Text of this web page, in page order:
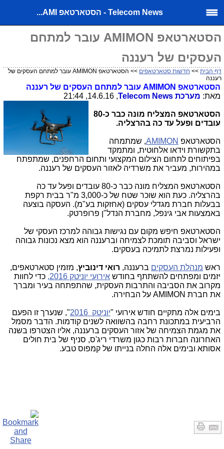
Telecom News - הסטארטאפ AMI...
הסטארטאפ AMIMON עובר למתחם
העסקים של רעננה
דף הבית >> חדשות סטארטאפים
>> הסטארטאפ AMIMON עובר למתחם העסקים של
רעננה
הסטארטאפ AMIMON עובר למתחם העסקים של רעננה
מאת: מערכת Telecom News
, 14.6.16, 21:44
הסטארטאפ המצליח מונה כבר כ-80
עובדים ופעל עד כה בהרצליה.
הסטארטאפ ,AMIMON שמתמחה
בתקשורת וידאו אלחוטית, ומתמקד
בפיתוחים לתחום הצילום המקצועי ותחום הרחפנים, שמתפתח
במהירות, מעביר את משרדיה לאזור העסקים של רעננה.
הסטארטאפ המצליח מונה כבר כ-80 עובדים ופעל עד כה
בהרצליה. כעת הוא שוכר שטח של כ-3,000 מ"ר בבית רקפת
בבעלות חברת מגדלי עסקים (אחזקות בע"מ). העסקה בוצעה
באמצעות אבי גינפל, מחברת הנדל"ן פרופרטק.
הסטארטאפ חיפש מקום עם נגישות גבוהה למרכז העסקי של
ישראל וסביבה תומכת לצמיחה וברעננה הוא מצא נכונות גבוהה
ופעילות נמרצת לתמיכה בעסקים.
ראש מנהלת העסקים ברעננה, רואי דינוביץ, מזמין סטארטאפים,
יזמים ומפתחים להשתתף בחודש אירועי יוניטק 2016,
כדי לחוות
מקרוב את הסביבה והתרבות העסקית, שהתפתחה בעיר ומברך
את חברת AMIMON על הבחירה.
בימים אלה מתקיים חודש אירועי "יוניטק 2016
", שנערך זו הפעם
הרביעית במתכונת רחבה בהשוואה לשנים קודמות. הדבר מסמל
את מגמת הצמיחה של אזור העסקים ברעננה, אליו הצטרפו בשנה
האחרונה חברות רבות כגון משרדי ריג'ס, סניף של בית חולים
אסותא ובימים אלה החלה בנייתו של קמפוס טבע.